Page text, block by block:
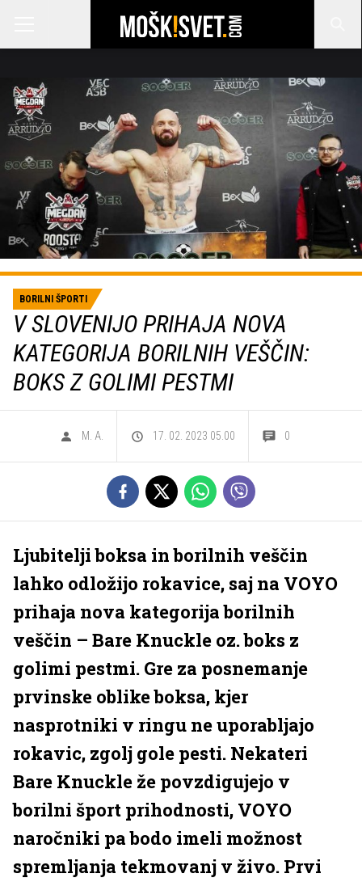
BORILNI ŠPORTI
V SLOVENIJO PRIHAJA NOVA
KATEGORIJA BORILNIH VEŠČIN:
BOKS Z GOLIMI PESTMI
M. A. 17. 02. 2023 05.00 0
Ljubitelji boksa in borilnih veščin
lahko odložijo rokavice, saj na VOYO
prihaja nova kategorija borilnih
veščin – Bare Knuckle oz. boks z
golimi pestmi. Gre za posnemanje
prvinske oblike boksa, kjer
nasprotniki v ringu ne uporabljajo
rokavic, zgolj gole pesti. Nekateri
Bare Knuckle že povzdigujejo v
borilni šport prihodnosti, VOYO
naročniki pa bodo imeli možnost
spremljanja tekmovanj v živo. Prvi